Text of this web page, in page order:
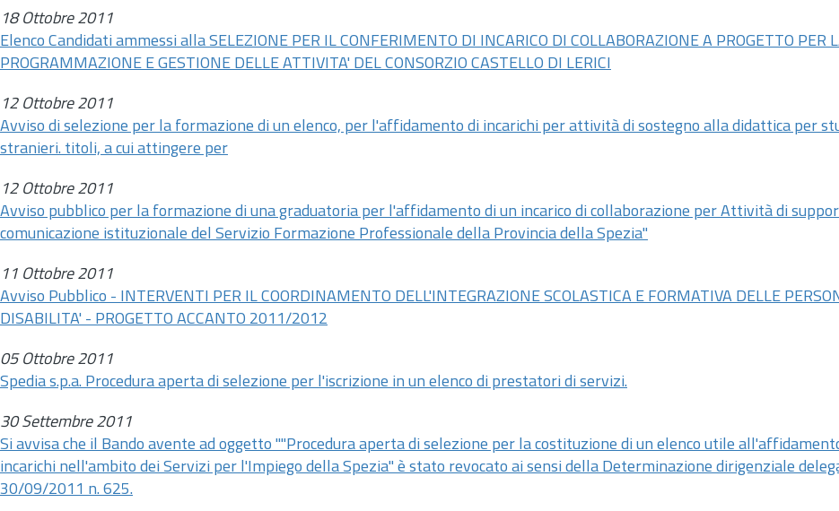
18 Ottobre 2011
Elenco Candidati ammessi alla SELEZIONE PER IL CONFERIMENTO DI INCARICO DI COLLABORAZIONE A PROGETTO PER
PROGRAMMAZIONE E GESTIONE DELLE ATTIVITA' DEL CONSORZIO CASTELLO DI LERICI
12 Ottobre 2011
Avviso di selezione per la formazione di un elenco, per l'affidamento di incarichi per attività di sostegno alla didattica per
stranieri. titoli, a cui attingere per
12 Ottobre 2011
Avviso pubblico per la formazione di una graduatoria per l'affidamento di un incarico di collaborazione per Attività di
comunicazione istituzionale del Servizio Formazione Professionale della Provincia della Spezia"
11 Ottobre 2011
Avviso Pubblico - INTERVENTI PER IL COORDINAMENTO DELL'INTEGRAZIONE SCOLASTICA E FORMATIVA DELLE
DISABILITA' - PROGETTO ACCANTO 2011/2012
05 Ottobre 2011
Spedia s.p.a. Procedura aperta di selezione per l'iscrizione in un elenco di prestatori di servizi.
30 Settembre 2011
Si avvisa che il Bando avente ad oggetto ""Procedura aperta di selezione per la costituzione di un elenco utile
incarichi nell'ambito dei Servizi per l'Impiego della Spezia" è stato revocato ai sensi della Determinazione dirigenziale
30/09/2011 n. 625.